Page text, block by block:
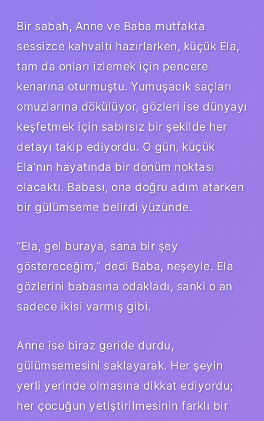
Bir sabah, Anne ve Baba mutfakta
sessizce kahvaltı hazırlarken, küçük Ela,
tam da onları izlemek için pencere
kenarına oturmuştu. Yumuşacık saçları
omuzlarına dökülüyor, gözleri ise dünyayı
keşfetmek için sabırsız bir şekilde her
detayı takip ediyordu. O gün, küçük
Ela’nın hayatında bir dönüm noktası
olacaktı. Babası, ona doğru adım atarken
bir gülümseme belirdi yüzünde.
“Ela, gel buraya, sana bir şey
göstereceğim,” dedi Baba, neşeyle. Ela
gözlerini babasına odakladı, sanki o an
sadece ikisi varmış gibi.
Anne ise biraz geride durdu,
gülümsemesini saklayarak. Her şeyin
yerli yerinde olmasına dikkat ediyordu;
her çocuğun yetiştirilmesinin farklı bir